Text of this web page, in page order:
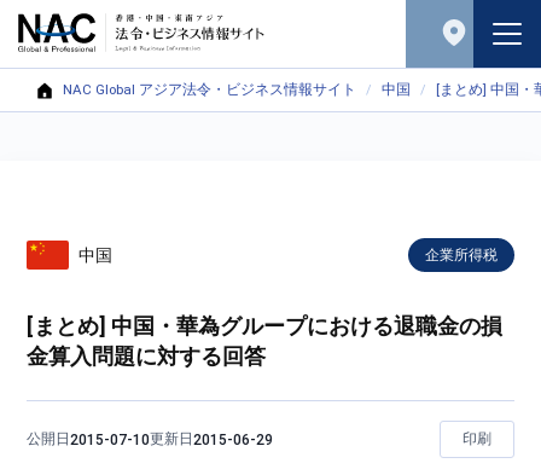
NAC Global アジア法令・ビジネス情報サイト 中国 [まとめ] 中国
中国 企業所得税
[まとめ] 中国・華為グループにおける退職金の損
金算入問題に対する回答
公開日2015-07-10更新日2015-06-29 印刷